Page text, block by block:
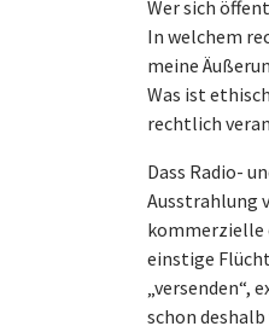
Wer sich
In welchem
meine
Was ist
rechtlich
Dass Radio-
Ausstrahlung
kommerzielle
einstige
„versenden“,
schon